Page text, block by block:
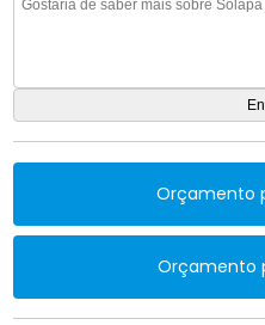
Orçamento
Orçamento